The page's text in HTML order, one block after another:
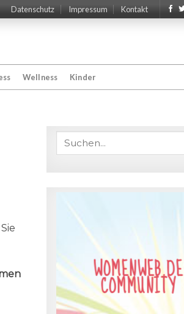
Datenschutz Impressum Kontakt
Wellness Kinder
WOMENWEB.DE
COMMUNITY